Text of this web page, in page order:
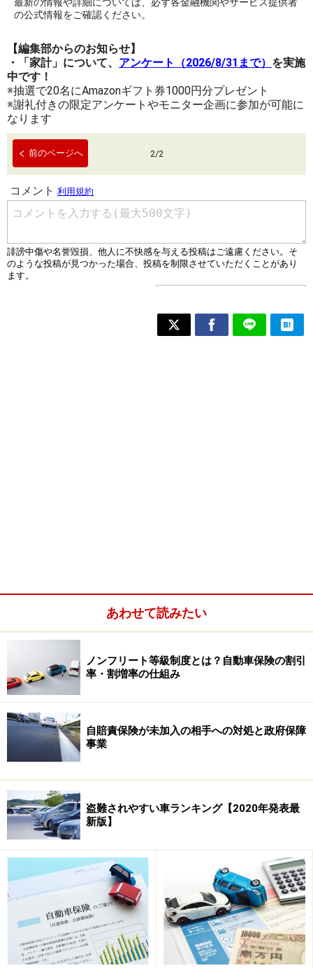
最新の情報や詳細については、必ず各金融機関やサービス提供者
の公式情報をご確認ください。
【編集部からのお知らせ】
・「家計」について、 アンケート（2026/8/31まで） を実施
中です！
※抽選で20名にAmazonギフト券1000円分プレゼント
※謝礼付きの限定アンケートやモニター企画に参加が可能に
なります
前のページへ 2/2
あわせて読みたい
ノンフリート等級制度とは？自動車保険の割引
率・割増率の仕組み
自賠責保険が未加入の相手への対処と政府保障
事業
盗難されやすい車ランキング【2020年発表最
新版】